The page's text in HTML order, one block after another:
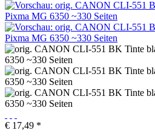
€ 17,49 *